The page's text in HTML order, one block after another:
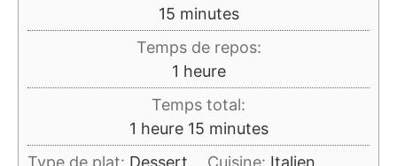
15minutes
minutes
Temps de repos:
1 heure
heure
Temps total:
1 heure
heure 15minutes
minutes
Type de plat: Dessert Cuisine: Italien